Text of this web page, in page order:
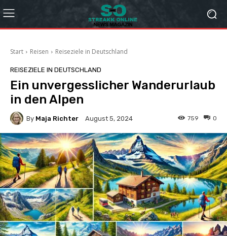
Start Reisen Reiseziele in Deutschland
REISEZIELE IN DEUTSCHLAND
Ein unvergesslicher Wanderurlaub
in den Alpen
By Maja Richter August 5, 2024 0
759